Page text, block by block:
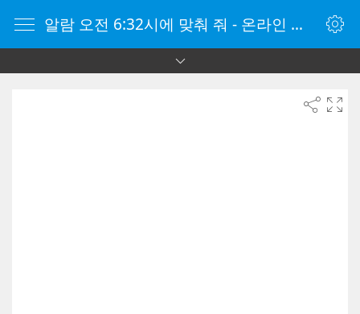
알람 오전 6:32시에 맞춰 줘 - 온라인 알람 시계 - 자명종 온라인 - 온라인 자명종